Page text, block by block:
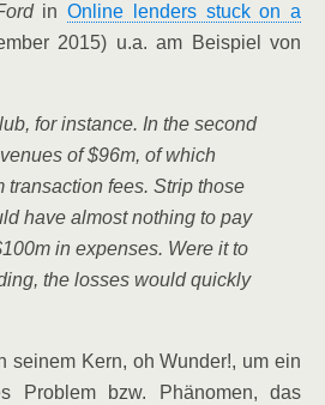
in Online len­ders stuck on a
2015) u.a. am Bei­spiel von
for ins­tance. In the second
of $96m, of which
tran­sac­tion fees. Strip tho­se
have almost not­hing to pay
in expen­ses. Were it to
the los­ses would quick­ly
sei­nem Kern, oh Wun­der!, um ein
Pro­blem bzw. Phä­no­men, das